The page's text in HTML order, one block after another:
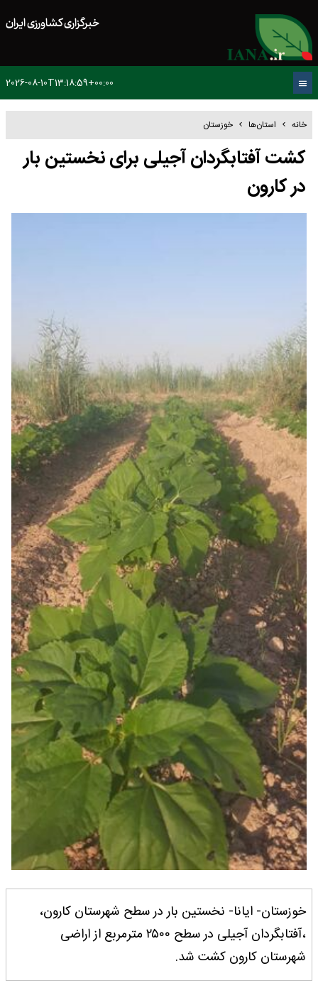
خبرگزاری کشاورزی ایران
2026-08-10T13:18:59+00:00
خانه استان‌ها خوزستان
کشت آفتابگردان آجیلی برای نخستین بار
در کارون
خوزستان- ایانا- نخستین بار در سطح شهرستان کارون،
،آفتابگردان آجیلی در سطح ۲۵۰۰ مترمربع از اراضی
شهرستان کارون کشت شد.